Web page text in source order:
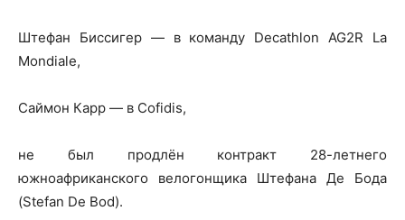
Штефан Биссигер — в команду Decathlon AG2R La
Mondiale,
Саймон Карр — в Cofidis,
не был продлён контракт 28-летнего
южноафриканского велогонщика Штефана Де Бода
(Stefan De Bod).